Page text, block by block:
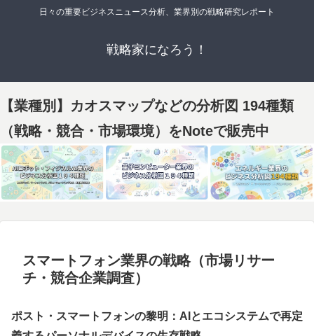
日々の重要ビジネスニュース分析、業界別の戦略研究レポート
戦略家になろう！
【業種別】カオスマップなどの分析図 194種類
（戦略・競合・市場環境）をNoteで販売中
スマートフォン業界の戦略（市場リサー
チ・競合企業調査）
ポスト・スマートフォンの黎明：AIとエコシステムで再定